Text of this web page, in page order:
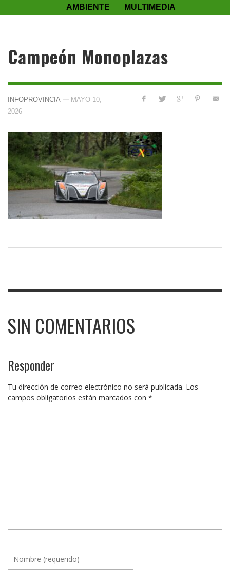
AMBIENTE
MULTIMEDIA
Campeón Monoplazas
INFOPROVINCIA — MAYO 10,
2026
SIN COMENTARIOS
Responder
Tu dirección de correo electrónico no será publicada. Los
campos obligatorios están marcados con *